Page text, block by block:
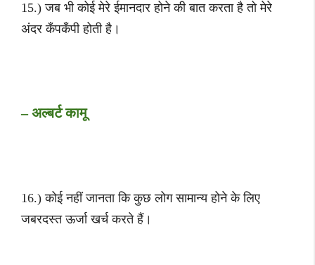
15.) जब भी कोई मेरे ईमानदार होने की बात करता है तो मेरे
अंदर कँपकँपी होती है।
– अल्बर्ट कामू
16.) कोई नहीं जानता कि कुछ लोग सामान्य होने के लिए
जबरदस्त ऊर्जा खर्च करते हैं।